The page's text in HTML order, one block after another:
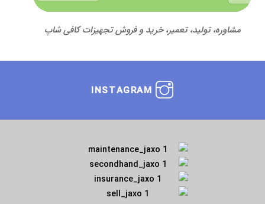
مشاوره، تولید، تعمیر، خرید و فروش تجهیزات کافی شاپ
INSTAGRAM